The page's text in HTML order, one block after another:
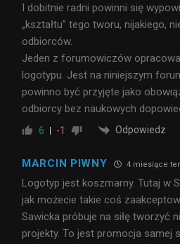
I dobitnie radni powinni się
„kształtu” tego tworu, nijakiego,
odbiorców.
Jeden z forumowiczów
logotypu. Jest na niniejszym
powinno być przyjęte jako
odbiorcy bez naukowych
6 -1 Odpowiedz
MARCIN PIWNY 4 miesiące
Logotyp jest koszmarny. Tutaj w
jak możecie takie coś
Sawicka próbuje na siłę tworzyć
projekty. To jest promocja samej